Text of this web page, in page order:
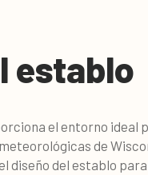
establo
el entorno ideal
de
diseño del establo